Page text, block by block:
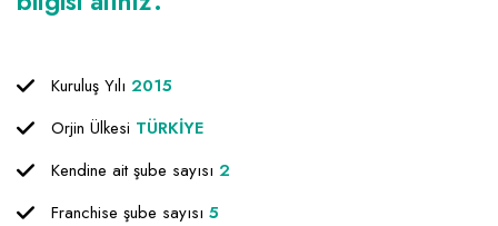
Matbaa - Fotoğraf
Kuruluş Yılı 2015
Orjin Ülkesi TÜRKİYE
Kendine ait şube sayısı 2
Franchise şube sayısı 5